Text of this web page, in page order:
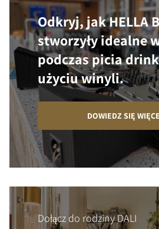
Odkryj, jak HELLA
stworzyły idealne
podczas picia
użyciu winyli.
DOWIEDZ SIĘ
Dołącz do rodziny DALI